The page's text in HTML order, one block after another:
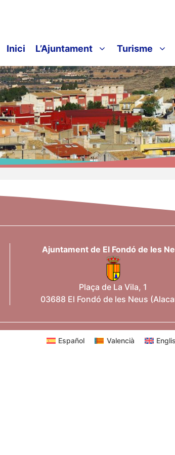
Inici L’Ajuntament Turisme
Ajuntament de El Fondó de les
Plaça de La Vila, 1
03688 El Fondó de les Neus
Español Valencià